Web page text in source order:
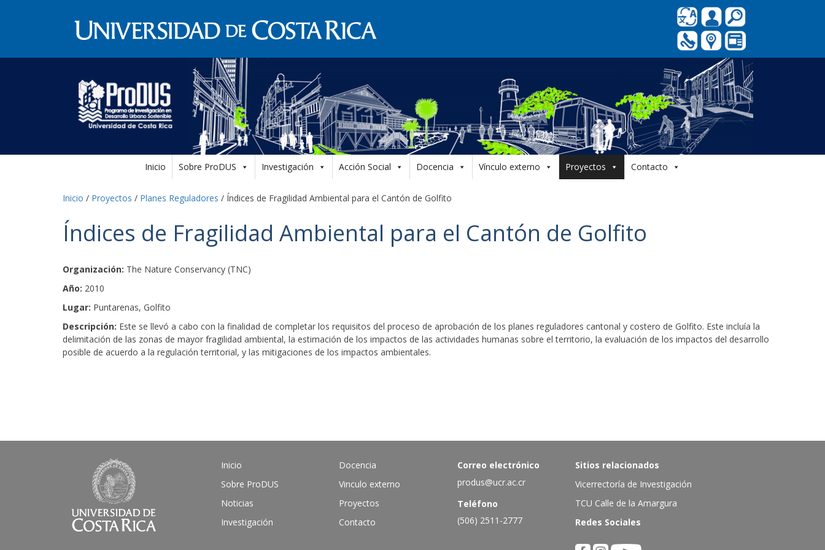
Inicio Sobre ProDUS Investigación Acción Social Docencia Vínculo externo Proyectos Contacto
Inicio / Proyectos / Planes Reguladores / Índices de Fragilidad Ambiental para el Cantón de Golfito
Índices de Fragilidad Ambiental para el Cantón de Golfito
Organización: The Nature Conservancy (TNC)
Año: 2010
Lugar: Puntarenas, Golfito
Descripción: Este se llevó a cabo con la finalidad de completar los requisitos del proceso de aprobación de los planes reguladores cantonal y costero de Golfito. Este incluía la
delimitación de las zonas de mayor fragilidad ambiental, la estimación de los impactos de las actividades humanas sobre el territorio, la evaluación de los impactos del desarrollo
posible de acuerdo a la regulación territorial, y las mitigaciones de los impactos ambientales.
Inicio
Sobre ProDUS
Noticias
Investigación
Docencia
Vinculo externo
Proyectos
Contacto
Correo electrónico
produs@ucr.ac.cr
Teléfono
(506) 2511-2777
Sitios relacionados
Vicerrectoría de Investigación
TCU Calle de la Amargura
Redes Sociales